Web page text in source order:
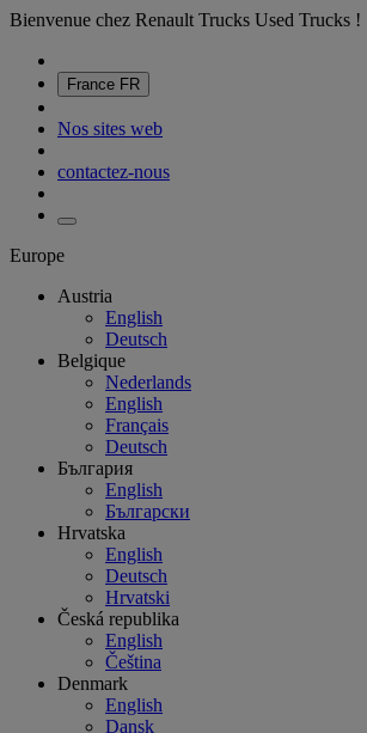
Bienvenue chez Renault Trucks Used Trucks !
France FR
Nos sites web
contactez-nous
Europe
Austria
English
Deutsch
Belgique
Nederlands
English
Français
Deutsch
България
English
Български
Hrvatska
English
Deutsch
Hrvatski
Česká republika
English
Čeština
Denmark
English
Dansk